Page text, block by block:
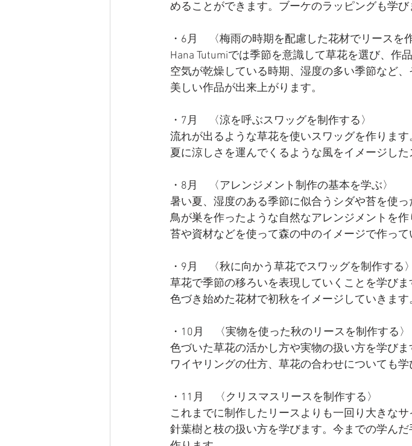
めることができます。ブーケのラッピングも学び
・6月　〈梅雨の時期を配慮した花材でリースを作
Hana Tutumiでは季節を意識して草花を選び、作
空気が乾燥している時期、湿度の多い季節など
美しい作品が出来上がります。
・7月　〈涼を呼ぶスワッグを制作する〉
流れが出るような草花を使いスワッグを作ります
夏に涼しさを運んでくるような風をイメージした
・8月　〈アレンジメント制作の基本を学ぶ〉
暑い夏、湿度のある季節に似合うシダや苔を使っ
鳥が巣を作ったような自然なアレンジメントを作
苔や資材などを使って森の中のイメージで作って
・9月　〈秋に向かう草花でスワッグを制作する〉
草花で季節の移ろいを表現していくことを学びま
色づき始めた花材で初秋をイメージしていきます
・10月　〈実物を使った秋のリースを制作する〉
色づいた草花の活かし方や実物の扱い方を学びま
ワイヤリングの仕方、草花の合わせについても学
・11月　〈クリスマスリースを制作する〉
これまでに制作したリースよりも一回り大きなサ
針葉樹と枝の扱い方を学びます。今までの学ん